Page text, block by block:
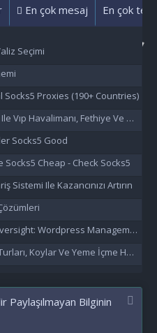
En çok mesaj En çok
Seçimi
Socks5 Proxies (190+ Countries)
Fethiye Ve Marmaris Transfer Hizmeti
Socks5 Good
Socks5 Cheap - Check Socks5
Sistemi Ile Kazancınızı Artırın
Wordpress Management Aı
Ve Yeme İçme Hakkında Eşsiz Bilgiler
Paylaşılmayan Bilginin